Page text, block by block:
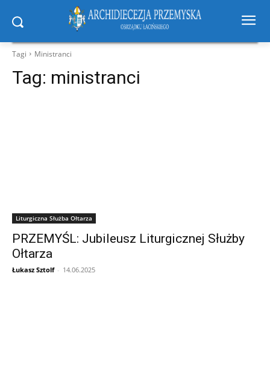
Tagi Ministranci
Tag: ministranci
Liturgiczna Służba Ołtarza
PRZEMYŚL: Jubileusz Liturgicznej Służby
Ołtarza
Łukasz Sztolf - 14.06.2025